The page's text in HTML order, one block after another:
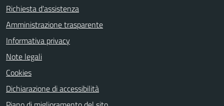
Richiesta d'assistenza
Amministrazione trasparente
Informativa privacy
Note legali
Cookies
Dichiarazione di accessibilità